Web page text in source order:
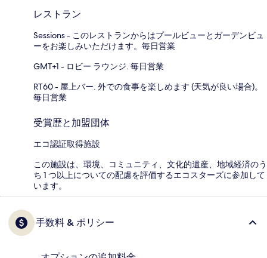
レストラン
Sessions - このレストランからはプールビューとガーデンビュ
ーをお楽しみいただけます。毎日営業
GMT+1 - ロビー ラウンジ. 毎日営業
RT60 - 屋上バー. 外での食事を楽しめます (天気が良い場合)。
毎日営業
受賞歴と加盟団体
エコ認証取得施設
この施設は、環境、コミュニティ、文化的遺産、地域経済のう
ち 1 つ以上についての配慮を評価するエコスターズに参加して
います。
手数料 & ポリシー